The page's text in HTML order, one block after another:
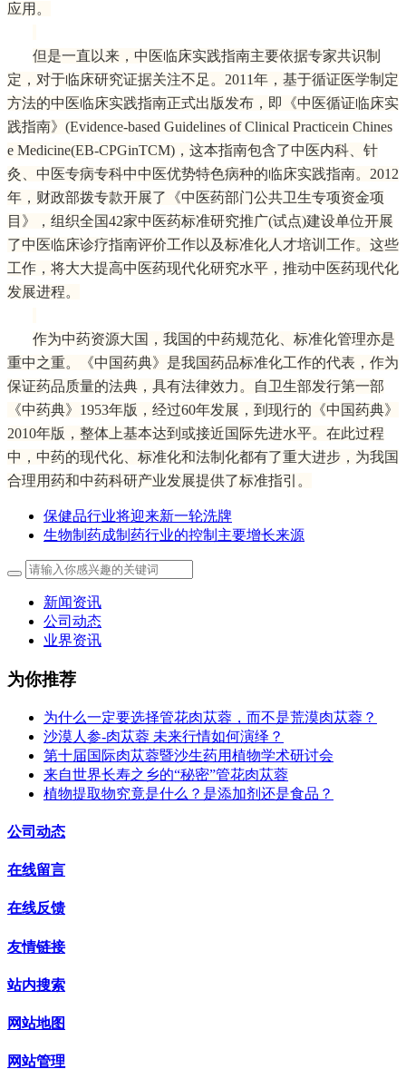
应用。
但是一直以来，中医临床实践指南主要依据专家共识制
定，对于临床研究证据关注不足。2011年，基于循证医学制定
方法的中医临床实践指南正式出版发布，即《中医循证临床实
践指南》(Evidence-based Guidelines of Clinical Practicein Chines
e Medicine(EB-CPGinTCM)，这本指南包含了中医内科、针
灸、中医专病专科中中医优势特色病种的临床实践指南。2012
年，财政部拨专款开展了《中医药部门公共卫生专项资金项
目》，组织全国42家中医药标准研究推广(试点)建设单位开展
了中医临床诊疗指南评价工作以及标准化人才培训工作。这些
工作，将大大提高中医药现代化研究水平，推动中医药现代化
发展进程。
作为中药资源大国，我国的中药规范化、标准化管理亦是
重中之重。《中国药典》是我国药品标准化工作的代表，作为
保证药品质量的法典，具有法律效力。自卫生部发行第一部
《中药典》1953年版，经过60年发展，到现行的《中国药典》
2010年版，整体上基本达到或接近国际先进水平。在此过程
中，中药的现代化、标准化和法制化都有了重大进步，为我国
合理用药和中药科研产业发展提供了标准指引。
保健品行业将迎来新一轮洗牌
生物制药成制药行业的控制主要增长来源
新闻资讯
公司动态
业界资讯
为你推荐
为什么一定要选择管花肉苁蓉，而不是荒漠肉苁蓉？
沙漠人参-肉苁蓉 未来行情如何演绎？
第十届国际肉苁蓉暨沙生药用植物学术研讨会
来自世界长寿之乡的“秘密”管花肉苁蓉
植物提取物究竟是什么？是添加剂还是食品？
公司动态
在线留言
在线反馈
友情链接
站内搜索
网站地图
网站管理